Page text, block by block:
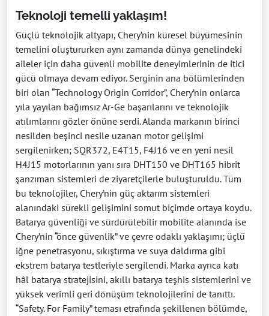
Teknoloji temelli yaklaşım!
Güçlü teknolojik altyapı, Chery’nin küresel büyümesinin
temelini oluştururken aynı zamanda dünya genelindeki
aileler için daha güvenli mobilite deneyimlerinin de itici
gücü olmaya devam ediyor. Serginin ana bölümlerinden
biri olan “Technology Origin Corridor”, Chery’nin onlarca
yıla yayılan bağımsız Ar-Ge başarılarını ve teknolojik
atılımlarını gözler önüne serdi. Alanda markanın birinci
nesilden beşinci nesile uzanan motor gelişimi
sergilenirken; SQR372, E4T15, F4J16 ve en yeni nesil
H4J15 motorlarının yanı sıra DHT150 ve DHT165 hibrit
şanzıman sistemleri de ziyaretçilerle buluşturuldu. Tüm
bu teknolojiler, Chery’nin güç aktarım sistemleri
alanındaki sürekli gelişimini somut biçimde ortaya koydu.
Batarya güvenliği ve sürdürülebilir mobilite alanında ise
Chery’nin “önce güvenlik” ve çevre odaklı yaklaşımı; üçlü
iğne penetrasyonu, sıkıştırma ve suya daldırma gibi
ekstrem batarya testleriyle sergilendi. Marka ayrıca katı
hâl batarya stratejisini, akıllı batarya teşhis sistemlerini ve
yüksek verimli geri dönüşüm teknolojilerini de tanıttı.
“Safety. For Family” teması etrafında şekillenen bölümde,